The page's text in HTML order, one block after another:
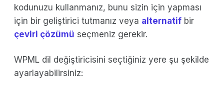
kodunuzu kullanmanız, bunu sizin için yapması
için bir geliştirici tutmanız veya alternatif bir
çeviri çözümü seçmeniz gerekir.
WPML dil değiştiricisini seçtiğiniz yere şu şekilde
ayarlayabilirsiniz: